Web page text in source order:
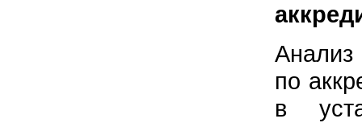
Анализ
по
в